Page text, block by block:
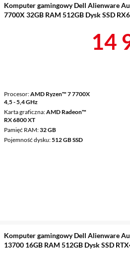
Komputer gamingowy Dell Alienware
7700X 32GB RAM 512GB Dysk SSD
Procesor AMD Ryzen™ 7 7700X
4,5 - 5,4 GHz
Karta graficzna AMD Radeon™
RX 6800 XT
Pamięć RAM 32 GB
Pojemność dysku 512 GB SSD
14
Komputer gamingowy Dell Alienware
13700 16GB RAM 512GB Dysk SSD